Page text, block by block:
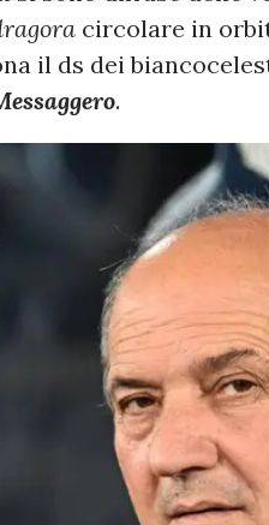
circolare in
il ds dei
.